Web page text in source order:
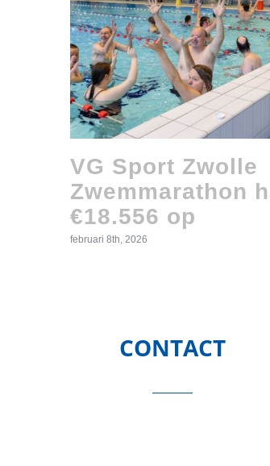
VG Sport Zwolle
Zwemmarathon
€18.556 op
februari 8th, 2026
CONTACT